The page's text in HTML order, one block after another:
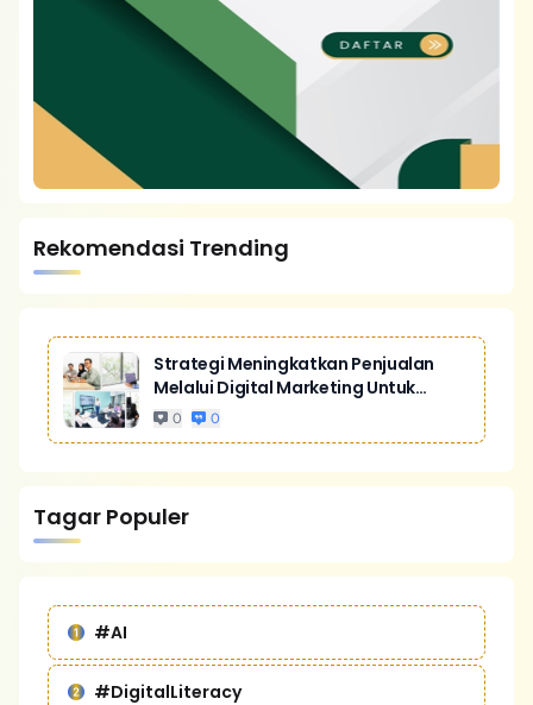
Rekomendasi Trending
Strategi Meningkatkan Penjualan
Melalui Digital Marketing Untuk
Bisnis Yang Lebih Kompetitif
0 0
Tagar Populer
#AI
#DigitalLiteracy